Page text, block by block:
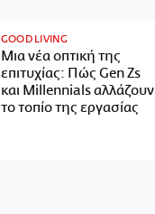
GOOD LIVING
Μια νέα οπτική της
επιτυχίας: Πώς Gen Zs
και Millennials αλλάζουν
το τοπίο της εργασίας